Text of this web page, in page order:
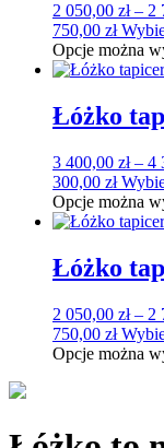
2 050,00 zł – 2
750,00 zł
Opcje można
Łóżko
3 400,00 zł – 4
300,00 zł
Opcje można
Łóżko
2 050,00 zł – 2
750,00 zł
Opcje można